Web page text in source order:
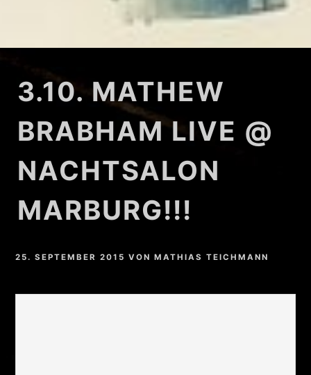
3.10. MATHEW
BRABHAM LIVE @
NACHTSALON
MARBURG!!!
25. SEPTEMBER 2015 VONMATHIAS TEICHMANN